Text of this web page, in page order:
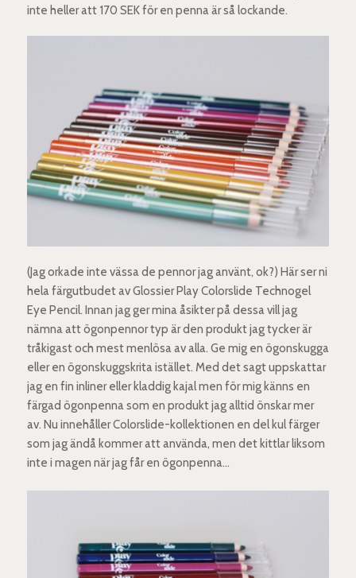
inte heller att 170 SEK för en penna är så lockande.
(Jag orkade inte vässa de pennor jag använt, ok?) Här ser ni
hela färgutbudet av Glossier Play Colorslide Technogel
Eye Pencil. Innan jag ger mina åsikter på dessa vill jag
nämna att ögonpennor typ är den produkt jag tycker är
tråkigast och mest menlösa av alla. Ge mig en ögonskugga
eller en ögonskuggskrita istället. Med det sagt uppskattar
jag en fin inliner eller kladdig kajal men för mig känns en
färgad ögonpenna som en produkt jag alltid önskar mer
av. Nu innehåller Colorslide-kollektionen en del kul färger
som jag ändå kommer att använda, men det kittlar liksom
inte i magen när jag får en ögonpenna…